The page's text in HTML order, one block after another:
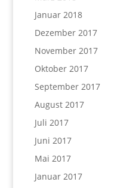
Januar 2018
Dezember 2017
November 2017
Oktober 2017
September 2017
August 2017
Juli 2017
Juni 2017
Mai 2017
Januar 2017